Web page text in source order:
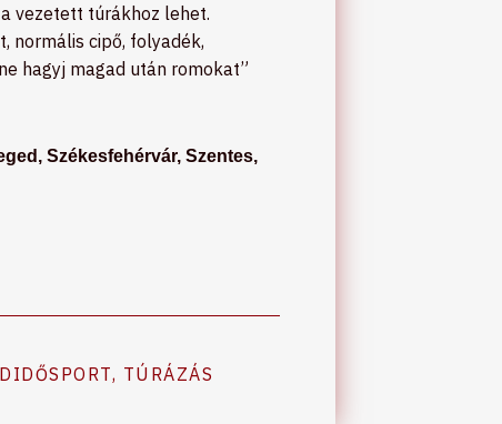
vezetett túrákhoz lehet.
normális cipő, folyadék,
hagyj magad után romokat”
Székesfehérvár, Szentes,
, TÚRÁZÁS